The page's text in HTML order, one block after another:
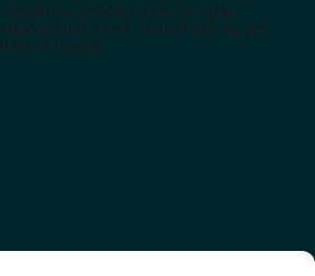
interattiva dedicata a te con spazi
educazionali e test. Iscriviti alla NL per
tutte le novità!